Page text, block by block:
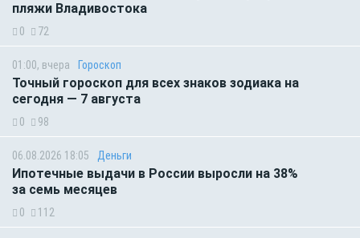
пляжи Владивостока
0 72
01:00, вчера Гороскоп
Точный гороскоп для всех знаков зодиака на
сегодня — 7 августа
0 98
06.08.2026 18:05 Деньги
Ипотечные выдачи в России выросли на 38%
за семь месяцев
0 112